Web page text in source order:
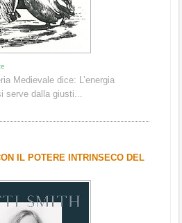
Medievale dice: L’energia
serve dalla giusti...
IL POTERE INTRINSECO DEL